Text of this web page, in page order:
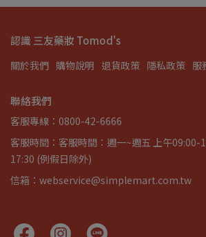
認識 三友藥妝 Tomod's
關於我們 購物說明 退貨政策 隱私政策 服
聯絡我們
客服專線：0800-42-6666
客服時間：客服時間：週一~週五 上午09:00-
17:30 (例假日除外)
信箱：webservice@simplemart.com.tw